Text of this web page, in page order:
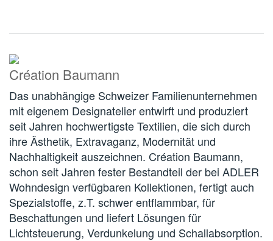
Création Baumann
Das unabhängige Schweizer Familienunternehmen
mit eigenem Designatelier entwirft und produziert
seit Jahren hochwertigste Textilien, die sich durch
ihre Ästhetik, Extravaganz, Modernität und
Nachhaltigkeit auszeichnen. Création Baumann,
schon seit Jahren fester Bestandteil der bei ADLER
Wohndesign verfügbaren Kollektionen, fertigt auch
Spezialstoffe, z.T. schwer entflammbar, für
Beschattungen und liefert Lösungen für
Lichtsteuerung, Verdunkelung und Schallabsorption.